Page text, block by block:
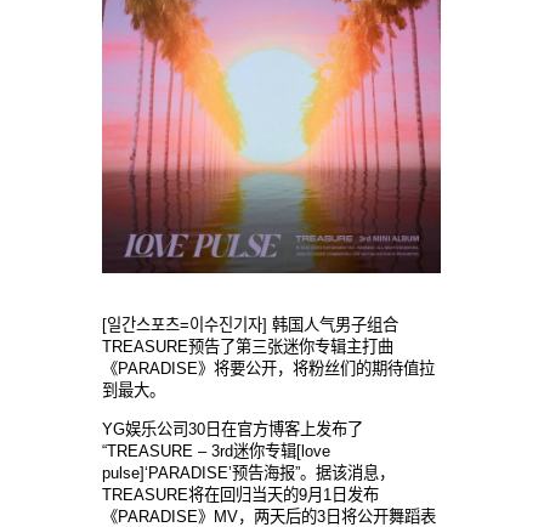
[일간스포츠=이수진기자] 韩国人气男子组合
TREASURE预告了第三张迷你专辑主打曲
《PARADISE》将要公开，将粉丝们的期待值拉
到最大。
YG娱乐公司30日在官方博客上发布了
“TREASURE – 3rd迷你专辑[love
pulse]‘PARADISE’预告海报”。据该消息，
TREASURE将在回归当天的9月1日发布
《PARADISE》MV，两天后的3日将公开舞蹈表